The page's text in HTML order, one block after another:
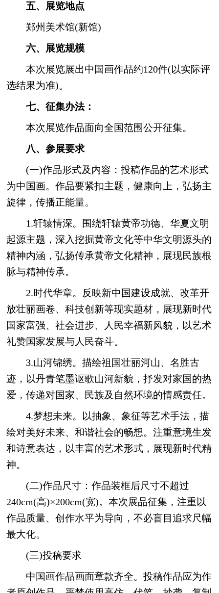
五、展览地点
郑州美术馆(新馆)
六、展览规模
本次展览展出中国画作品约120件(以实际评
选结果为准)。
七、征集办法：
本次展览作品面向全国范围公开征集。
八、参展要求
(一)作品形式及内容：投稿作品的艺术形式
为中国画。作品要紧扣主题，健康向上，弘扬主
旋律，传播正能量。
1.轩辕情深。围绕轩辕黄帝功德、华夏文明
起源主题，深入挖掘黄帝文化等中华文明源头的
精神内涵，弘扬传承黄帝文化精神，展现民族根
脉与精神传承。
2.时代华章。反映新中国建设成就、改革开
放壮丽画卷、科技创新等现实题材，展现新时代
国家富强、社会进步、人民幸福新风貌，以艺术
礼赞国家发展与人民奋斗。
3.山河锦绣。描绘祖国壮丽河山、名胜古
迹，以丹青笔墨讴歌山河新貌，抒发对家国的热
爱，传递对国家、民族及自然环境的情感责任。
4.梦想未来。以抽象、象征等艺术手法，描
绘对美好未来、和谐社会的畅想。注重意境生发
和诗意表达，以丰富的艺术形式，展现新时代精
神。
(二)作品尺寸：作品装框后尺寸不超过
240cm(高)×200cm(宽)。本次展品征集，注重以
作品质量、创作水平为导向，不必盲目追求尺幅
最大化。
(三)投稿要求
中国画作品画面章款齐全。投稿作品应为作